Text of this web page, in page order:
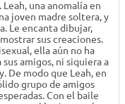
una anomalía en
joven madre soltera, y
Le encanta dibujar,
sus creaciones.
ella aún no ha
amigos, ni siquiera a
De modo que Leah, en
grupo de amigos
Con el baile